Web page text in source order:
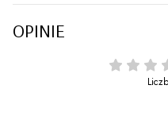
OPINIE